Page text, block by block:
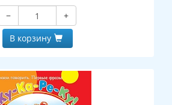
−
+
В корзину